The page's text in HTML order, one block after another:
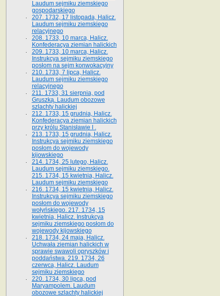
Laudum sejmiku ziemskiego
gospodarskiego
207. 1732, 17 listopada, Halicz.
Laudum sejmiku ziemskiego
relacyjnego
208. 1733, 10 marca, Halicz.
Konfederacya ziemian halickich­
209. 1733, 10 marca, Halicz.
Instrukcya sejmiku ziemskiego
posłom na sejm konwokacyjny
210. 1733, 7 lipca, Halicz.
Laudum sejmiku ziemskiego
relacyjnego
211. 1733, 31 sierpnia, pod
Gruszką. Laudum obozowe
szlachty halickiej
212. 1733, 15 grudnia, Halicz.
Konfederacya ziemian halickich
przy królu Stanisławie I .
213. 1733, 15 grudnia, Halicz.
Instrukcya sejmiku ziemskiego
posłom do wojewody
kijowskiego
214. 1734, 25 lutego, Halicz.
Laudum sejmiku ziemskiego.
215. 1734, 15 kwietnia, Halicz.
Laudum sejmiku ziemskiego
216. 1734, 15 kwietnia, Halicz.
Instrukcya sejmiku ziemskiego
posłom do wojewody
wołyńskiego. 217. 1734, 15
kwietnia, Halicz. Instrukcya
sejmiku ziemskiego posłom do
wojewody kijowskiego
218. 1734, 24 maja, Halicz.
Uchwała ziemian halickich w
sprawie swawoli opryszków i
poddaństwa. 219. 1734, 26
czerwca, Halicz. Laudum
sejmiku ziemskiego
220. 1734, 30 lipca, pod
Maryampolem. Laudum
obozowe szlachty halickiej